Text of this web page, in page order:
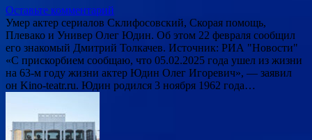
Оставьте комментарий
Умер актер сериалов Склифосовский, Скорая помощь,
Плевако и Универ Олег Юдин. Об этом 22 февраля сообщил
его знакомый Дмитрий Толкачев. Источник: РИА "Новости"
«С прискорбием сообщаю, что 05.02.2025 года ушел из жизни
на 63-м году жизни актер Юдин Олег Игоревич», — заявил
он Kino-teatr.ru. Юдин родился 3 ноября 1962 года…